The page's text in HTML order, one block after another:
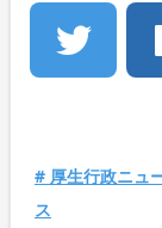
# 厚生行政ニュ
ス